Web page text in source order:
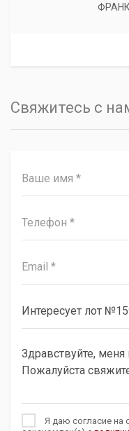
Свяжитесь с
Я даю согласие на